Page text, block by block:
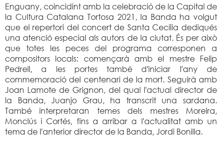
Enguany, coincidint amb la celebració de la Capital de
la Cultura Catalana Tortosa 2021, la Banda ha volgut
que el repertori del concert de Santa Cecília dediqués
una atenció especial als autors de la ciutat. És per això
que totes les peces del programa corresponen a
compositors locals: començarà amb el mestre Felip
Pedrell, a les portes també d'iniciar l'any de
commemoració del centenari de la mort. Seguirà amb
Joan Lamote de Grignon, del qual l'actual director de
la Banda, Juanjo Grau, ha transcrit una sardana.
També interpretaran temes dels mestres Moreira,
Monclús i Cortés, fins a arribar a l'actualitat amb un
tema de l'anterior director de la Banda, Jordi Bonilla.